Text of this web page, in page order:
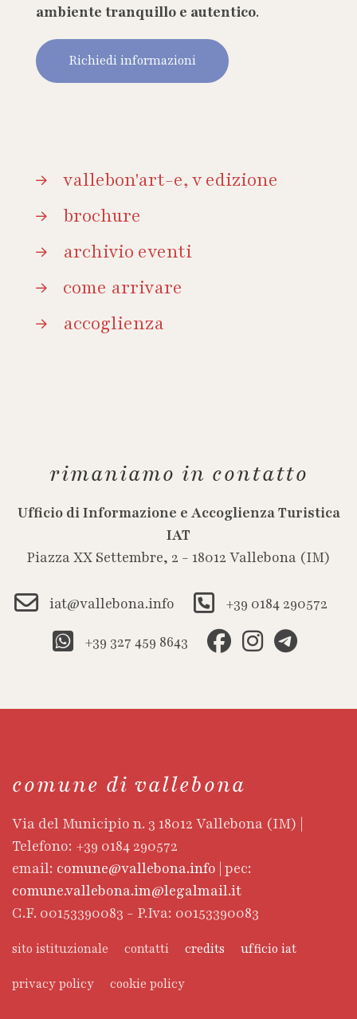
ambiente tranquillo e autentico.
Richiedi informazioni
vallebon'art-e, v edizione
brochure
archivio eventi
come arrivare
accoglienza
rimaniamo in contatto
Ufficio di Informazione e Accoglienza Turistica
IAT
Piazza XX Settembre, 2 - 18012 Vallebona (IM)
iat@vallebona.info
+39 0184 290572
+39 327 459 8643
comune di vallebona
Via del Municipio n. 3 18012 Vallebona (IM) |
Telefono: +39 0184 290572
email: comune@vallebona.info | pec:
comune.vallebona.im@legalmail.it
C.F. 00153390083 - P.Iva: 00153390083
sito istituzionale contatti credits ufficio iat
privacy policy cookie policy